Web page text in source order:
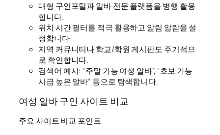
대형 구인포털과 알바 전문 플랫폼을 병행 활용
합니다.
위치·시간 필터를 적극 활용하고 알림 알람을 설
정합니다.
지역 커뮤니티나 학교/학원 게시판도 주기적으
로 확인합니다.
검색어 예시: “주말 가능 여성 알바”, “초보 가능
시급 높은 알바” 등으로 탐색합니다.
여성 알바 구인 사이트 비교
주요 사이트 비교 포인트